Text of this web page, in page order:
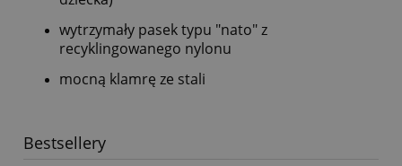
wytrzymały pasek typu "nato" z
recyklingowanego nylonu
mocną klamrę ze stali
Bestsellery